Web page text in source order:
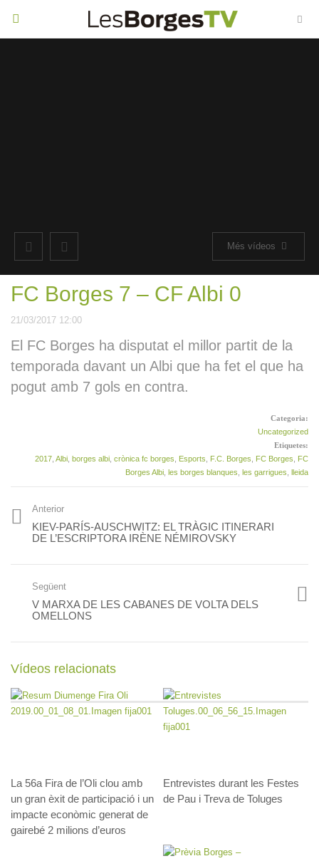
Toggle
Més vídeos
Reproduint
Crònica CE Manresa (0)
FC Borges (0)
Ruscalleda, als germans
Torres i al Carles Gaig
Prèvia FC Borges – CE
Júpiter
DONA(‘m) VEU, del Cor
Euridice de les Borges,
Premi Innovació de la
Vall davant el San
Sebastián de los Reyes
Tast de Vins i Jocs de
Paraules a la Biblioteca de
Juneda
L’Espai Macià inaugura
una exposició col·lectiva
que reinterpreta Las
Meninas
Crònica FC Borges (1) –
8 jugadors del CTT Borges
Valladolid
FC Borges 7 – CF Albi 0
21/03/2017 12:00
El FC Borges ha disputat el millor partit de la
temporada davant un Albi que ha fet el que ha
pogut amb 7 gols en contra.
Categoria:
Uncategorized
Etiquetes:
2017 Albi borges albi crònica fc borges Esports F.C. Borges FC Borges
FC
Borges Albi les borges blanques les garrigues lleida
Anterior
KIEV-PARÍS-AUSCHWITZ: EL TRÀGIC ITINERARI
DE L’ESCRIPTORA IRÈNE NÉMIROVSKY
Següent
V MARXA DE LES CABANES DE VOLTA DELS
OMELLONS
Vídeos relacionats
La 56a Fira de l’Oli clou amb
un gran èxit de participació i un
impacte econòmic generat de
gairebé 2 milions d’euros
Entrevistes durant les Festes
de Pau i Treva de Toluges